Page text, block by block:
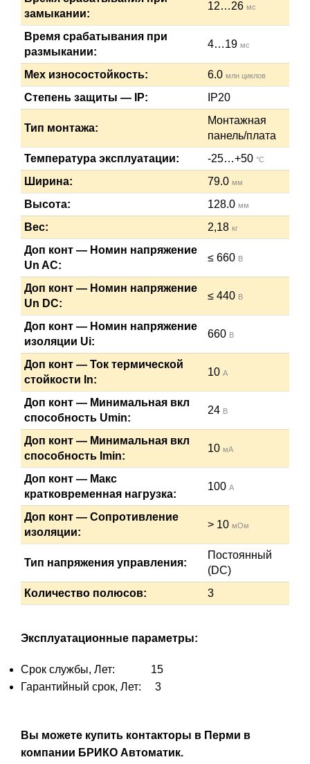
замыкании:
12…26 мс
Время срабатывания при
размыкании:
4…19 мс
Мех износостойкость: 6.0 млн циклов
Степень защиты — IP: IP20
Тип монтажа:
Монтажная
панель/плата
Температура эксплуатации:
-25…+50 °C
Ширина: 79.0 мм
Высота: 128.0 мм
Вес: 2,18 кг
Доп конт — Номин напряжение
Un AC:
≤ 660 В
Доп конт — Номин напряжение
Un DC:
≤ 440 В
Доп конт — Номин напряжение
изоляции Ui:
660 В
Доп конт — Ток термической
стойкости In:
10 А
Доп конт — Минимальная вкл
способность Umin:
24 В
Доп конт — Минимальная вкл
способность Imin:
10 мА
Доп конт — Макс
кратковременная нагрузка:
100 А
Доп конт — Сопротивление
изоляции:
> 10 мОм
Тип напряжения управления:
Постоянный
(DC)
Количество полюсов:
3
Эксплуатационные параметры:
Срок службы, Лет: 15
Гарантийный срок, Лет: 3
Вы можете купить контакторы в Перми в
компании БРИКО Автоматик.